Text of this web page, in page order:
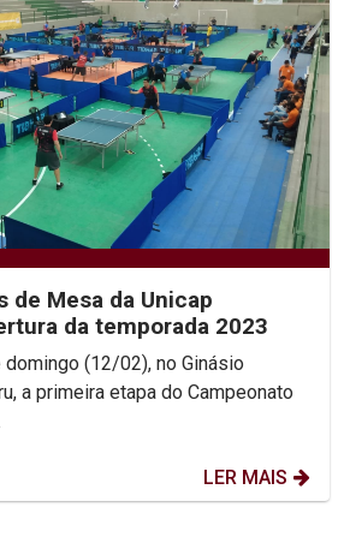
de Mesa da Unicap
da temporada 2023
(12/02), no Ginásio
a primeira etapa do Campeonato
LER MAIS